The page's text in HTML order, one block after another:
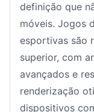
definição que
móveis. Jogos
esportivas são
superior, com
avançados e
renderização
dispositivos